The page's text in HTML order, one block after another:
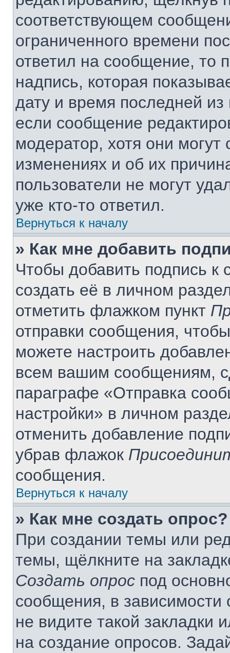
соответствующем
ограниченного времени
ответил на сообщение, то
надпись, которая
дату и время последней
если сообщение
модератор, хотя они
изменениях и об их
пользователи не могут
уже кто-то ответил.
Вернуться к началу
» Как мне добавить
Чтобы добавить подпись
создать её в личном
отметить флажком пункт
отправки сообщения,
можете настроить
всем вашим сообщениям,
параграфе «Отправка
настройки» в личном
отменить добавление
убрав флажок
сообщения.
Вернуться к началу
» Как мне создать опрос?
При создании темы или
темы, щёлкните на
Создать опрос под
сообщения, в зависимости
не видите такой
на создание опросов.